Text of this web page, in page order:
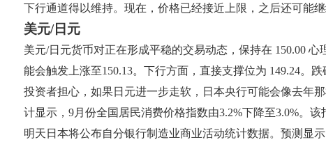
下行通道得以维持。现在，价格已经接近上限，之后还可能继
美元/日元
美元/日元货币对正在形成平稳的交易动态，保持在 150.00
能会触发上涨至150.13。下行方面，直接支撑位为 149.24。跌
投资者担心，如果日元进一步走软，日本央行可能会像去年
计显示，9月份全国居民消费价格指数由3.2%下降至3.0%。该
明天日本将公布自分银行制造业商业活动统计数据。预测显